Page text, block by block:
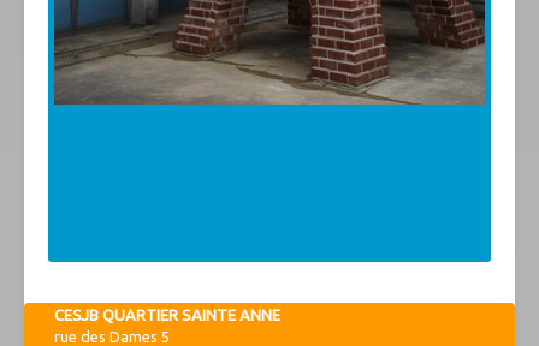
CESJB QUARTIER SAINTE ANNE
rue des Dames 5